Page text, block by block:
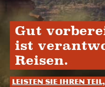
Gut
ist
Reisen.
Leisten Sie Ihren